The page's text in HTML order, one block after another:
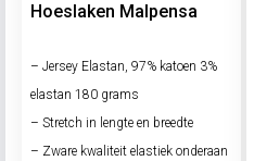
Hoeslaken Malpensa
– Jersey Elastan, 97% katoen 3%
elastan 180 grams
– Stretch in lengte en breedte
– Zware kwaliteit elastiek onderaan